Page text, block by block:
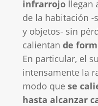
infrarrojollegan
de la habitación -
y objetos- sin
calientan de
En particular, el
intensamente la
modo que se
hasta alcanzar